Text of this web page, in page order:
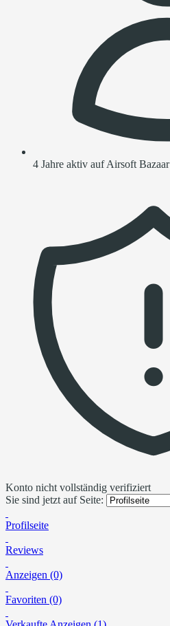
4 Jahre aktiv auf Airsoft Bazaar
Konto nicht vollständig verifiziert
Sie sind jetzt auf Seite:
Profilseite
Reviews
Anzeigen (0)
Favoriten (0)